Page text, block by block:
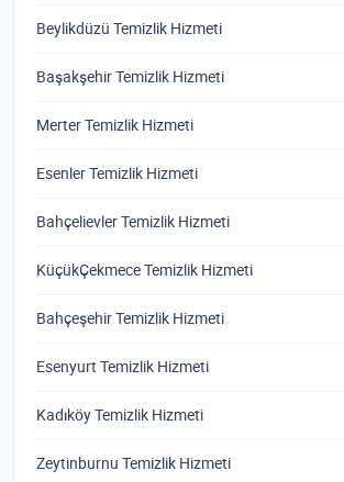
Beylikdüzü Temizlik Hizmeti
Başakşehir Temizlik Hizmeti
Merter Temizlik Hizmeti
Esenler Temizlik Hizmeti
Bahçelievler Temizlik Hizmeti
KüçükÇekmece Temizlik Hizmeti
Bahçeşehir Temizlik Hizmeti
Esenyurt Temizlik Hizmeti
Kadıköy Temizlik Hizmeti
Zeytinburnu Temizlik Hizmeti